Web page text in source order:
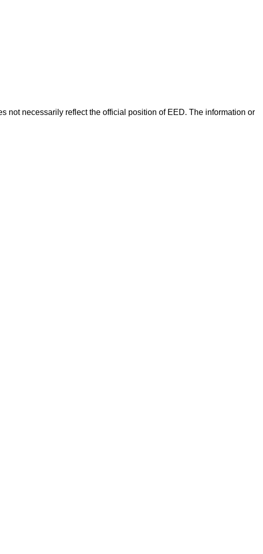
not necessarily reflect the official position of EED. The information or